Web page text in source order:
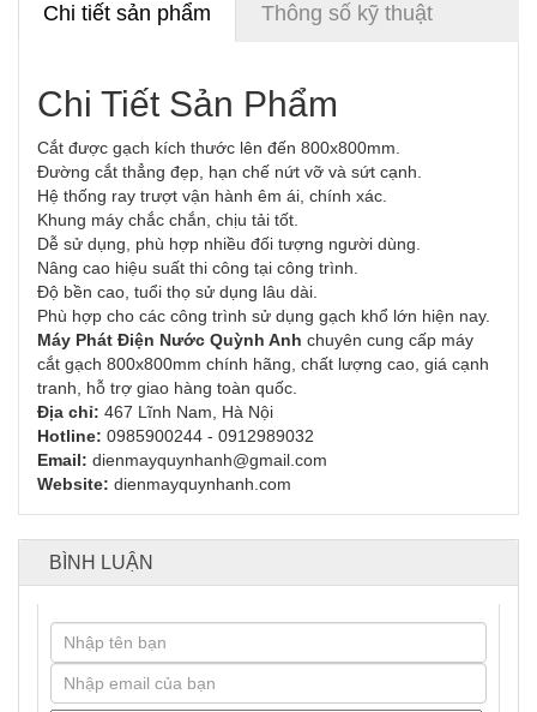
Chi tiết sản phẩm Thông số kỹ thuật
Chi Tiết Sản Phẩm
Cắt được gạch kích thước lên đến 800x800mm.
Đường cắt thẳng đẹp, hạn chế nứt vỡ và sứt cạnh.
Hệ thống ray trượt vận hành êm ái, chính xác.
Khung máy chắc chắn, chịu tải tốt.
Dễ sử dụng, phù hợp nhiều đối tượng người dùng.
Nâng cao hiệu suất thi công tại công trình.
Độ bền cao, tuổi thọ sử dụng lâu dài.
Phù hợp cho các công trình sử dụng gạch khổ lớn hiện nay.
Máy Phát Điện Nước Quỳnh Anh chuyên cung cấp máy
cắt gạch 800x800mm chính hãng, chất lượng cao, giá cạnh
tranh, hỗ trợ giao hàng toàn quốc.
Địa chỉ: 467 Lĩnh Nam, Hà Nội
Hotline: 0985900244 - 0912989032
Email: dienmayquynhanh@gmail.com
Website: dienmayquynhanh.com
BÌNH LUẬN